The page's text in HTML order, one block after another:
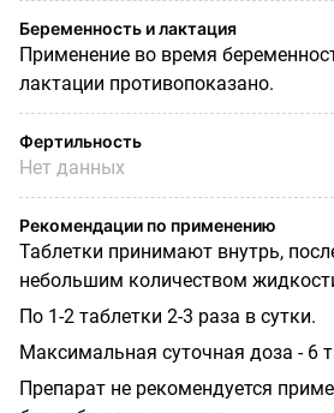
Беременность и лактация
Применение во время
лактации противопоказано.
Фертильность
Нет данных
Рекомендации по применению
Таблетки принимают внутрь,
небольшим количеством
По 1-2 таблетки 2-3 раза в сутки.
Максимальная суточная доза - 6
Препарат не рекомендуется